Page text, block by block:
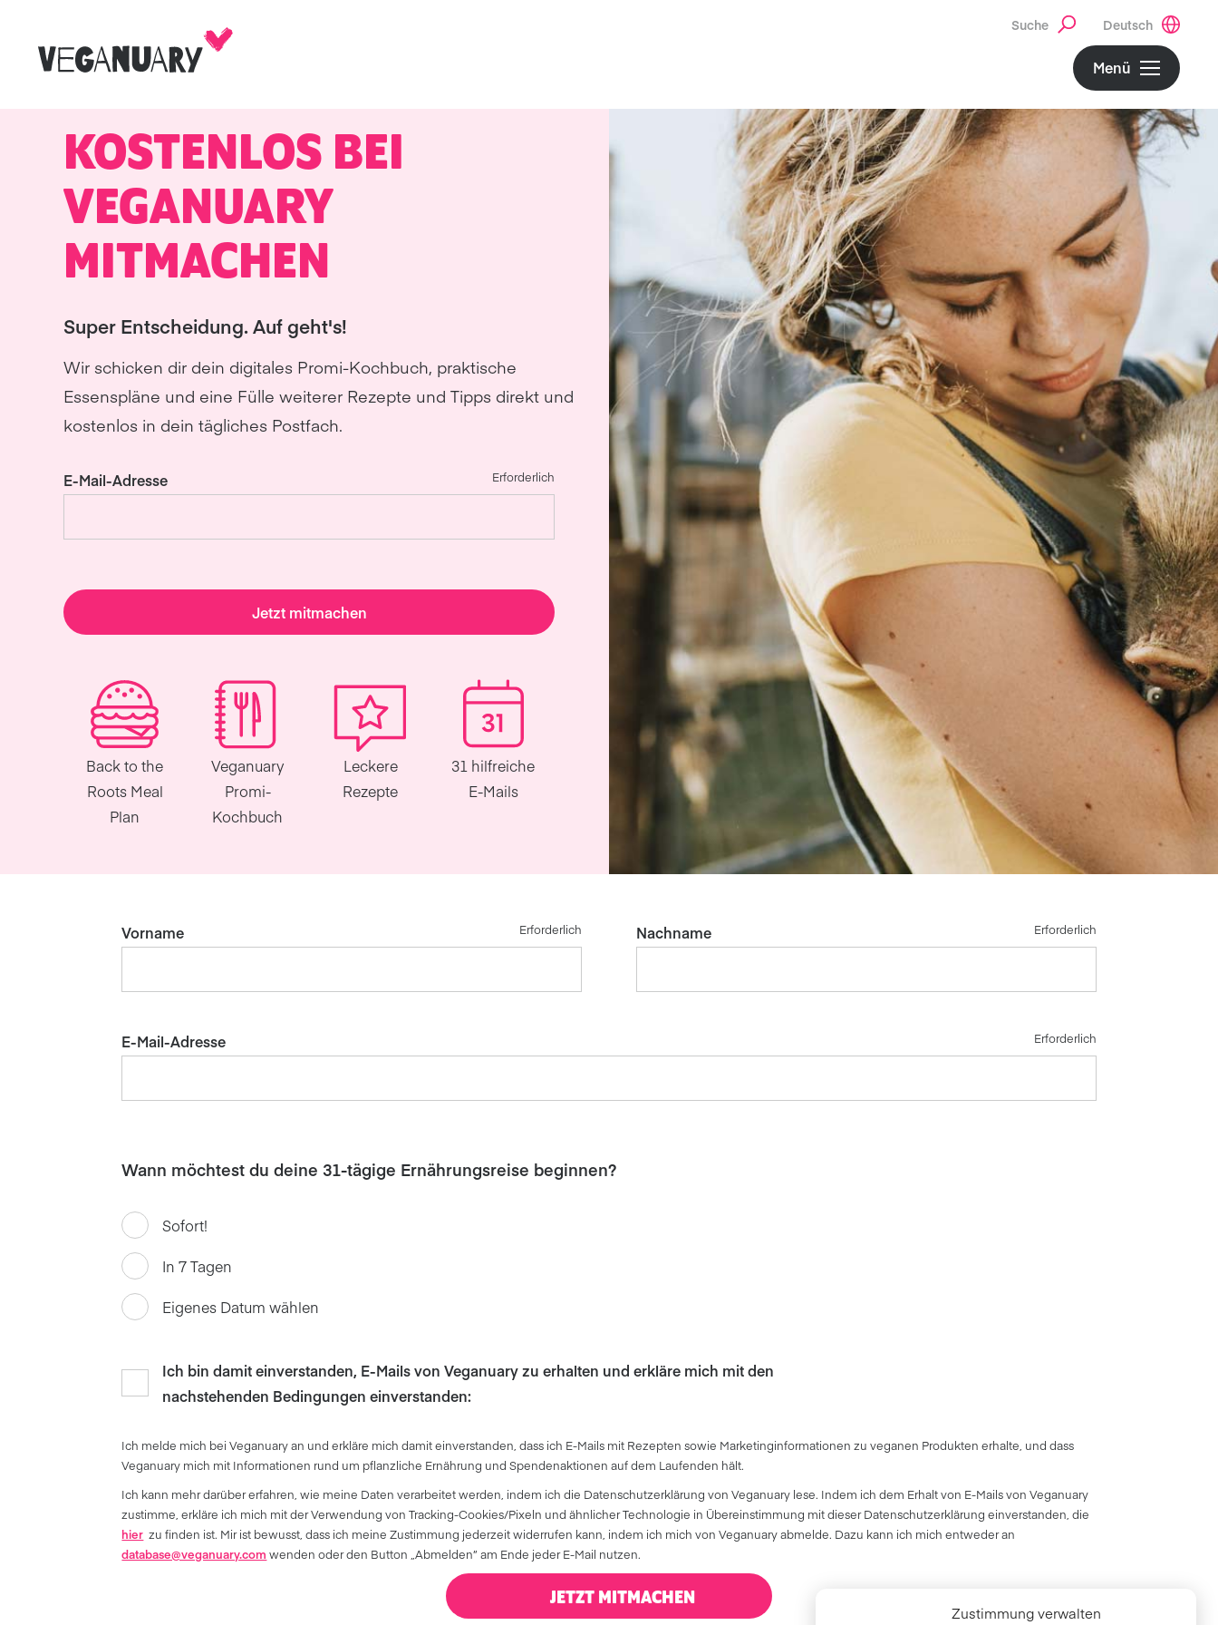
Zustimmung verwalten
Suche Deutsch
Menü
KOSTENLOS BEI
VEGANUARY
MITMACHEN
Super Entscheidung. Auf geht's!
Wir schicken dir dein digitales Promi-Kochbuch, praktische
Essenspläne und eine Fülle weiterer Rezepte und Tipps direkt und
kostenlos in dein tägliches Postfach.
E-Mail-Adresse Erforderlich
Jetzt mitmachen
Back to the
Roots Meal
Plan
Veganuary
Promi-
Kochbuch
Leckere
Rezepte
31 hilfreiche
E-Mails
Vorname Erforderlich Nachname Erforderlich
E-Mail-Adresse Erforderlich
Wann möchtest du deine 31-tägige Ernährungsreise beginnen?
Sofort!
In 7 Tagen
Eigenes Datum wählen
Ich bin damit einverstanden, E-Mails von Veganuary zu erhalten und erkläre mich mit den
nachstehenden Bedingungen einverstanden:
Ich melde mich bei Veganuary an und erkläre mich damit einverstanden, dass ich E-Mails mit Rezepten sowie Marketinginformationen zu veganen Produkten erhalte, und dass
Veganuary mich mit Informationen rund um pflanzliche Ernährung und Spendenaktionen auf dem Laufenden hält.
Ich kann mehr darüber erfahren, wie meine Daten verarbeitet werden, indem ich die Datenschutzerklärung von Veganuary lese. Indem ich dem Erhalt von E-Mails von Veganuary
zustimme, erkläre ich mich mit der Verwendung von Tracking-Cookies/Pixeln und ähnlicher Technologie in Übereinstimmung mit dieser Datenschutzerklärung einverstanden, die
hier zu finden ist. Mir ist bewusst, dass ich meine Zustimmung jederzeit widerrufen kann, indem ich mich von Veganuary abmelde. Dazu kann ich mich entweder an
database@veganuary.com wenden oder den Button „Abmelden” am Ende jeder E-Mail nutzen.
JETZT MITMACHEN